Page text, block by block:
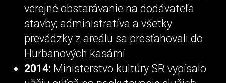
verejné obstarávanie na dodávateľa
stavby; administratíva a všetky
prevádzky z areálu sa presťahovali do
Hurbanových kasární
2014: Ministerstvo kultúry SR vypísalo